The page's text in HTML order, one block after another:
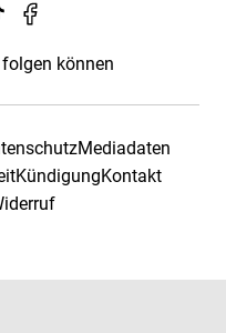
können
Mediadaten
KündigungKontakt